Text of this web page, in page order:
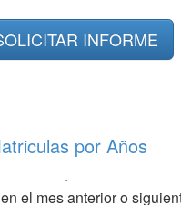
INFORME
por Años
.
el mes anterior o